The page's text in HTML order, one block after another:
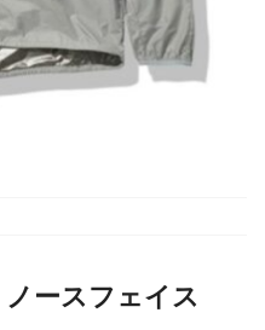
ースフェイス